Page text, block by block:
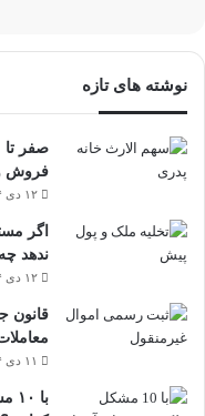
نوشته های تازه
فروش
۱۲ دی ۱۴۰۴
اگر
ندهد
۱۲ دی ۱۴۰۴
قانون
۱۱ دی ۱۴۰۴